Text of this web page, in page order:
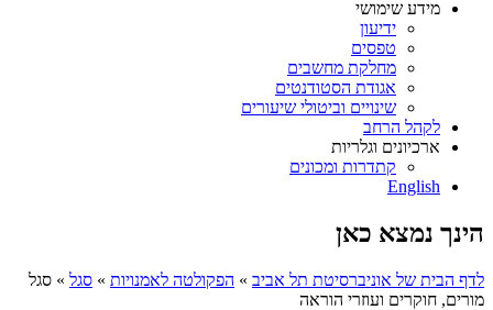
מידע שימושי
ידיעון
טפסים
מחלקת מחשבים
אגודת הסטודנטים
שינויים וביטולי שיעורים
לקהל הרחב
ארכיונים וגלריות
קתדרות ומכונים
English
הינך נמצא כאן
לדף הבית של אוניברסיטת תל אביב » הפקולטה לאמנויות » סגל » סגל
מורים, חוקרים ועוזרי הוראה